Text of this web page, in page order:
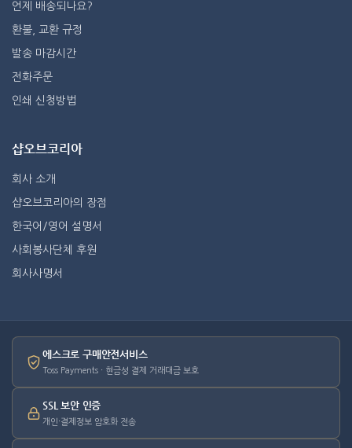
언제 배송되나요?
환불, 교환 규정
발송 마감시간
전화주문
인쇄 신청방법
샵오브코리아
회사 소개
샵오브코리아의 장점
한국어/영어 설명서
사회봉사단체 후원
회사사명서
에스크로 구매안전서비스
Toss Payments · 현금성 결제 거래대금 보호
SSL 보안 인증
개인·결제정보 암호화 전송